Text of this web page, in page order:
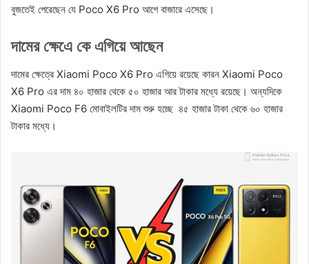
বুজতেই পেরেছেন যে Poco X6 Pro আগে বাজারে এসেছে।
দামের ক্ষেএে কে এগিয়ে আছেন
দামের ক্ষেত্রে Xiaomi Poco X6 Pro এগিয়ে রয়েছে কারন Xiaomi Poco
X6 Pro এর দাম ৪০ হাজার থেকে ৫০ হাজার আর টাকার মধ্যে রয়েছে। অন্যদিকে
Xiaomi Poco F6 মোবাইলটির দাম শুরু হচ্ছে ৪৫ হাজার টাকা থেকে ৬০ হাজার
টাকার মধ্যে।